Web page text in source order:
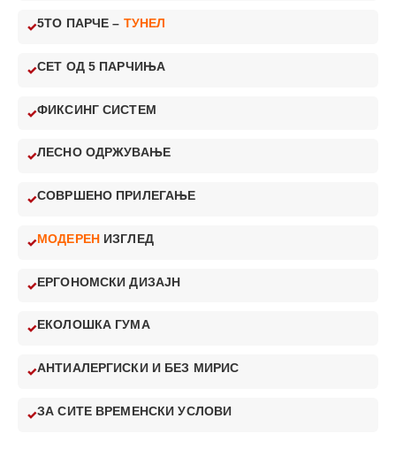
5ТО ПАРЧЕ – ТУНЕЛ
СЕТ ОД 5 ПАРЧИЊА
ФИКСИНГ СИСТЕМ
ЛЕСНО ОДРЖУВАЊЕ
СОВРШЕНО ПРИЛЕГАЊЕ
МОДЕРЕН ИЗГЛЕД
ЕРГОНОМСКИ ДИЗАЈН
ЕКОЛОШКА ГУМА
АНТИАЛЕРГИСКИ И БЕЗ МИРИС
ЗА СИТЕ ВРЕМЕНСКИ УСЛОВИ